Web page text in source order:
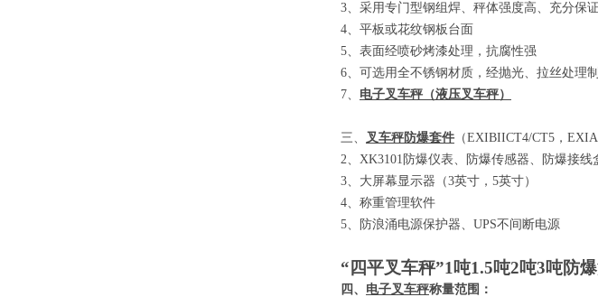
3、采用专门型钢组焊、秤体强度高、充分保
4、平板或花纹钢板台面
5、表面经喷砂烤漆处理，抗腐性强
6、可选用全不锈钢材质，经抛光、拉丝处理制
7、 电子叉车秤 （液压叉车秤）
三、 叉车秤防爆套件 （EXIBIICT4/CT5 ，
2、 XK3101 防爆仪表、防爆传感器、防爆接线
3、大屏幕显示器 （3英寸， 5英寸）
4、称重管理软件
5、防浪涌电源保护器、 UPS不间断电源
“四平叉车秤”1 吨1.5吨2吨3吨防
四、 电子叉车秤称量范围：